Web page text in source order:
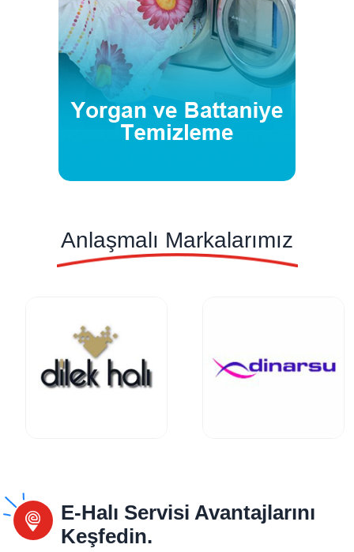
Anlaşmalı Markalarımız
E-Halı Servisi Avantajlarını
Keşfedin.